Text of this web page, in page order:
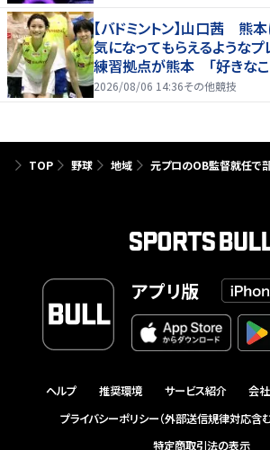
【バドミントン】山口茜 熊
気になってもらえるような
練習拠点が熊本 「好きな
たり前じゃない」
2026/08/06 14:36その他競技
TOP 野球 地域 元プロのOB監督就任で
アプリ版
ヘルプ 推奨環境 サービス紹介 会
プライバシーポリシー（外部送信規律対応含む
特定商取引法の表示